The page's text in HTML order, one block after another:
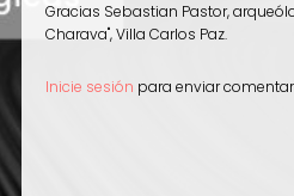
Gracias Sebastian Pastor,
Charava", Villa Carlos Paz.
Inicie sesión para enviar